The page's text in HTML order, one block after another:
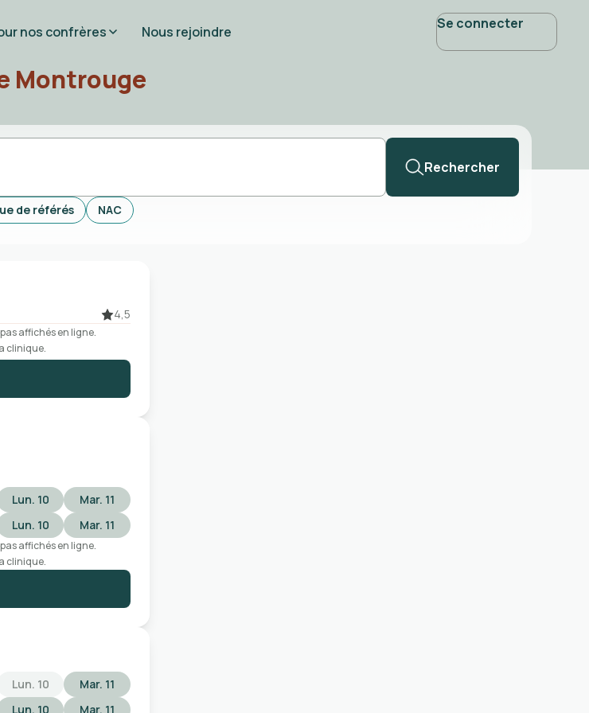
nos confrères Nous rejoindre Se connecter
Montrouge
Rechercher
de référés NAC
4,5
affichés en ligne.
clinique.
Lun. 10
Lun. 10
Mar. 11
Mar. 11
affichés en ligne.
clinique.
Lun. 10
Lun. 10
Mar. 11
Mar. 11